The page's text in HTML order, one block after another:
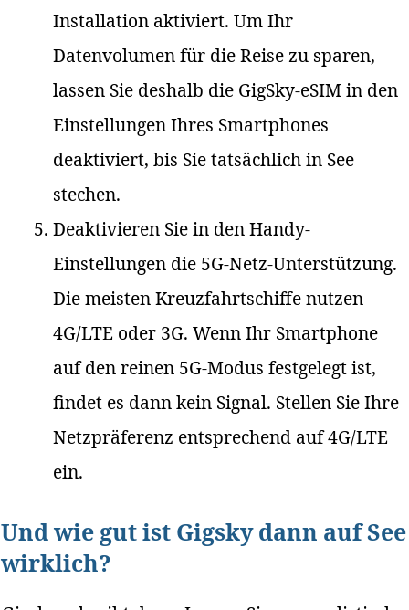
Installation aktiviert. Um Ihr
Datenvolumen für die Reise zu sparen,
lassen Sie deshalb die GigSky-eSIM in den
Einstellungen Ihres Smartphones
deaktiviert, bis Sie tatsächlich in See
stechen.
Deaktivieren Sie in den Handy-
Einstellungen die 5G-Netz-Unterstützung.
Die meisten Kreuzfahrtschiffe nutzen
4G/LTE oder 3G. Wenn Ihr Smartphone
auf den reinen 5G-Modus festgelegt ist,
findet es dann kein Signal. Stellen Sie Ihre
Netzpräferenz entsprechend auf 4G/LTE
ein.
Und wie gut ist Gigsky dann auf See
wirklich?